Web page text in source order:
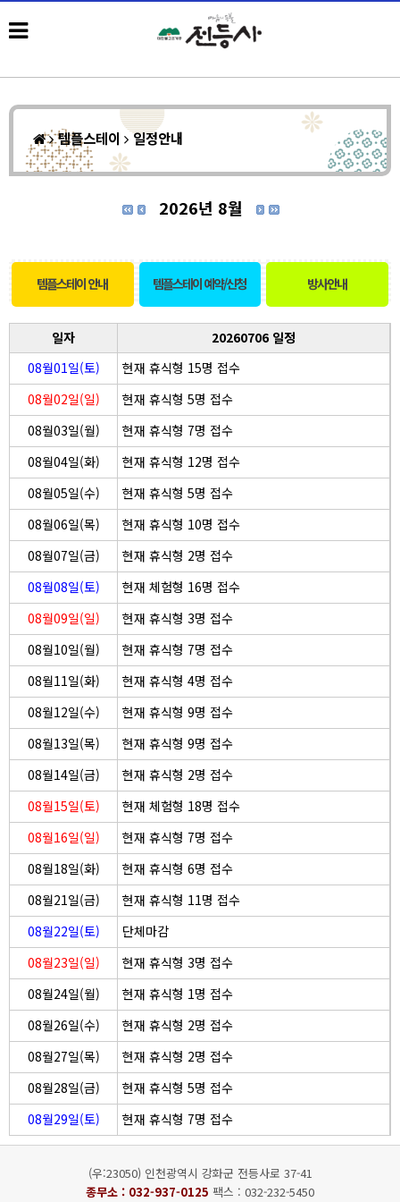
템플스테이 일정안내
2026년 8월
템플스테이 안내 템플스테이 예약/신청 방사안내
일자
20260706 일정
08월01일(토)
현재 휴식형 15명 접수
08월02일(일)
현재 휴식형 5명 접수
08월03일(월)
현재 휴식형 7명 접수
08월04일(화)
현재 휴식형 12명 접수
08월05일(수)
현재 휴식형 5명 접수
08월06일(목)
현재 휴식형 10명 접수
08월07일(금)
현재 휴식형 2명 접수
08월08일(토)
현재 체험형 16명 접수
08월09일(일)
현재 휴식형 3명 접수
08월10일(월)
현재 휴식형 7명 접수
08월11일(화)
현재 휴식형 4명 접수
08월12일(수)
현재 휴식형 9명 접수
08월13일(목)
현재 휴식형 9명 접수
08월14일(금)
현재 휴식형 2명 접수
08월15일(토)
현재 체험형 18명 접수
08월16일(일)
현재 휴식형 7명 접수
08월18일(화)
현재 휴식형 6명 접수
08월21일(금)
현재 휴식형 11명 접수
08월22일(토)
단체마감
08월23일(일)
현재 휴식형 3명 접수
08월24일(월)
현재 휴식형 1명 접수
08월26일(수)
현재 휴식형 2명 접수
08월27일(목)
현재 휴식형 2명 접수
08월28일(금)
현재 휴식형 5명 접수
08월29일(토)
현재 휴식형 7명 접수
(우:23050) 인천광역시 강화군 전등사로 37-41
종무소 : 032-937-0125 팩스 : 032-232-5450